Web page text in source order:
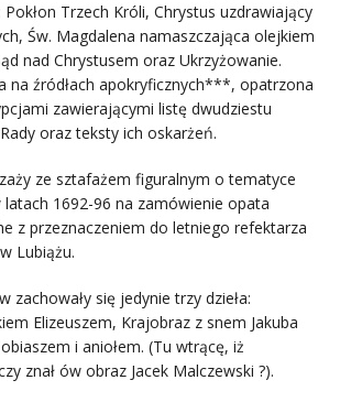
Trzech Króli, Chrystus uzdrawiający
Św. Magdalena namaszczająca olejkiem
nad Chrystusem oraz Ukrzyżowanie.
na źródłach apokryficznych***, opatrzona
zawierającymi listę dwudziestu
oraz teksty ich oskarżeń.
ze sztafażem figuralnym o tematyce
latach 1692-96 na zamówienie opata
z przeznaczeniem do letniego refektarza
Lubiążu.
zachowały się jedynie trzy dzieła:
Elizeuszem, Krajobraz z snem Jakuba
i aniołem. (Tu wtrącę, iż
znał ów obraz Jacek Malczewski ?).